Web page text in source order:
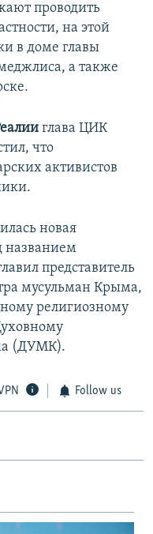
проводить
на этой
в доме главы
а также
глава ЦИК
что
активистов
новая
названием
представитель
мусульман Крыма,
религиозному
(ДУМК).
Follow us